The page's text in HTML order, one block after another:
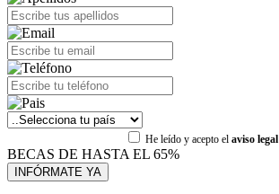
He leído y acepto el aviso legal
BECAS DE HASTA EL 65%